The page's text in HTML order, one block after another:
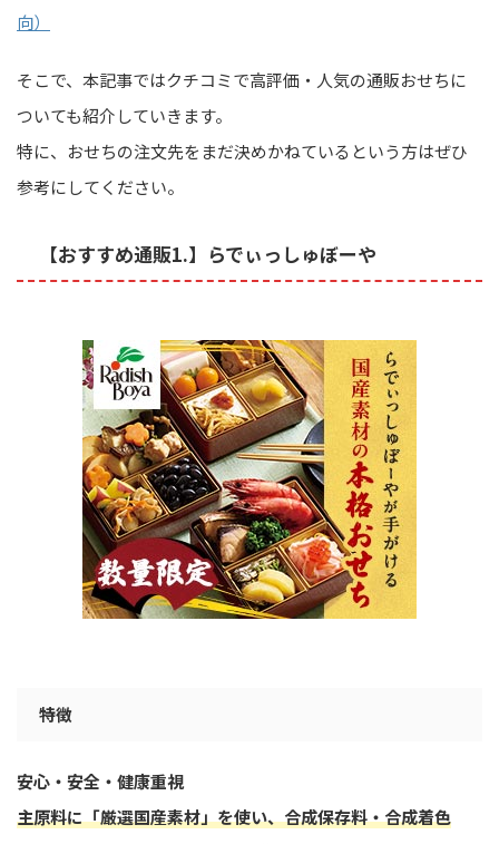
向）
そこで、本記事ではクチコミで高評価・人気の通販おせちに
ついても紹介していきます。
特に、おせちの注文先をまだ決めかねているという方はぜひ
参考にしてください。
【おすすめ通販1.】らでぃっしゅぼーや
特徴
安心・安全・健康重視
主原料に「厳選国産素材」を使い、合成保存料・合成着色